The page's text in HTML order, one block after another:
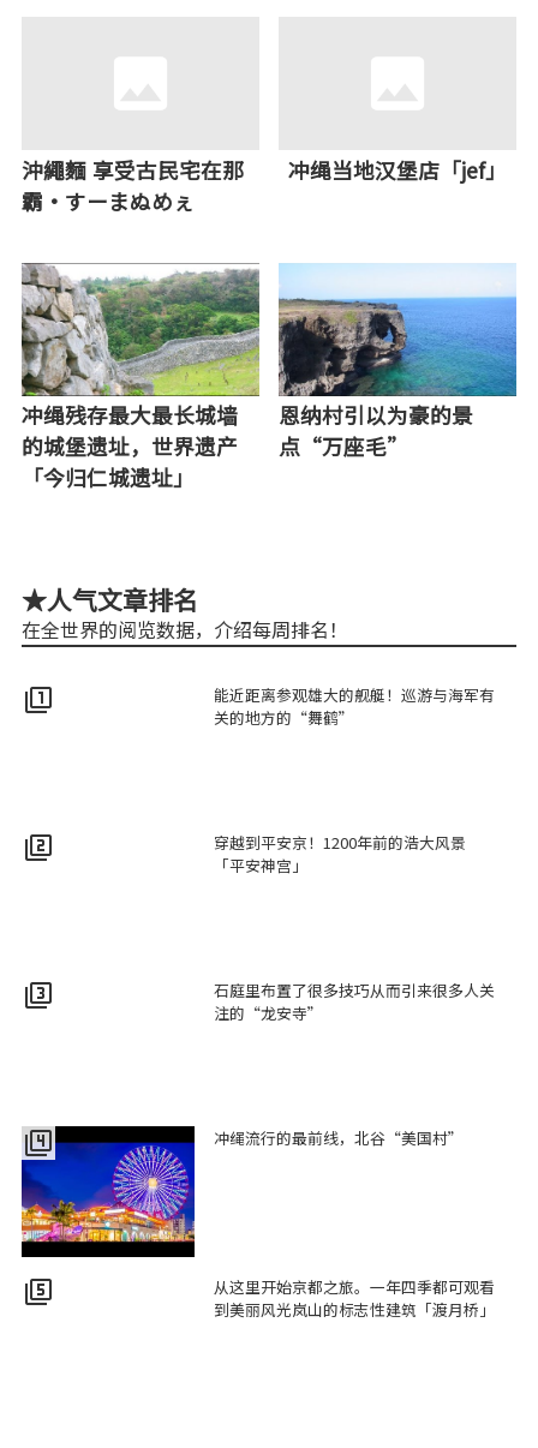
沖繩麵 享受古民宅在那
霸・すーまぬめぇ
冲绳当地汉堡店「jef」
冲绳残存最大最长城墙
的城堡遗址，世界遗产
「今归仁城遗址」
恩纳村引以为豪的景
点“万座毛”
★人气文章排名
在全世界的阅览数据，介绍每周排名！
filter_1
能近距离参观雄大的舰艇！巡游与海军有
关的地方的“舞鹤”
filter_2
穿越到平安京！1200年前的浩大风景
「平安神宫」
filter_3
石庭里布置了很多技巧从而引来很多人关
注的“龙安寺”
filter_4 冲绳流行的最前线，北谷“美国村”
filter_5
从这里开始京都之旅。一年四季都可观看
到美丽风光岚山的标志性建筑「渡月桥」